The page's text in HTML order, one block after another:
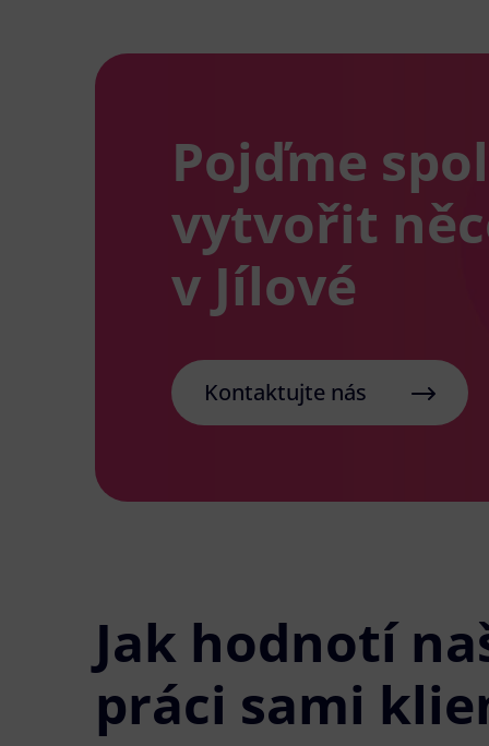
Pojďme
vytvořit
v Jílové
Kontaktujte nás
Jak hodnotí
práci sami